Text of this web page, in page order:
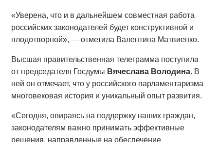
«Уверена, что и в дальнейшем совместная работа
российских законодателей будет конструктивной и
плодотворной», — отметила Валентина Матвиенко.
Высшая правительственная телеграмма поступила
от председателя Госдумы Вячеслава Володина. В
ней он отмечает, что у российского парламентаризма
многовековая история и уникальный опыт развития.
«Сегодня, опираясь на поддержку наших граждан,
законодателям важно принимать эффективные
решения, направленные на обеспечение